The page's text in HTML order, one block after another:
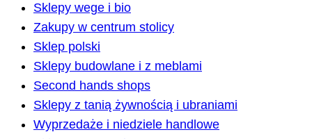
Sklepy wege i bio
Zakupy w centrum stolicy
Sklep polski
Sklepy budowlane i z meblami
Second hands shops
Sklepy z tanią żywnością i ubraniami
Wyprzedaże i niedziele handlowe